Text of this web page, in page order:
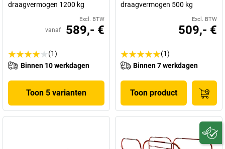
draagvermogen 1200 kg
Excl. BTW
vanaf 589,- €
(1)
Binnen 10 werkdagen
Toon 5 varianten
draagvermogen 500 kg
Excl. BTW
509,- €
(1)
Binnen 7 werkdagen
Toon product